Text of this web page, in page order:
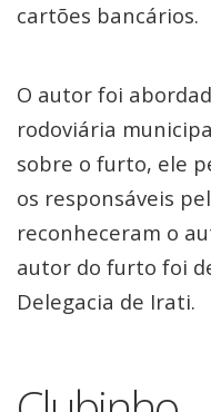
cartões bancários.
O autor foi
rodoviária
sobre o furto, ele
os responsáveis
reconheceram o
autor do furto foi
Delegacia de Irati.